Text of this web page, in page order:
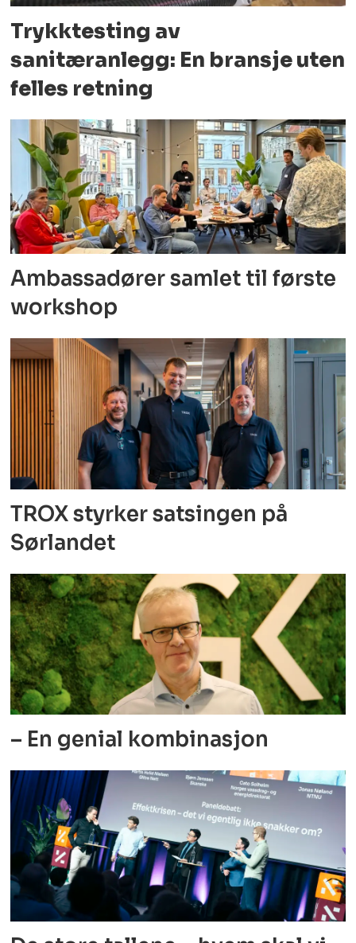
Trykktesting av
sanitæranlegg: En bransje uten
felles retning
Ambassadører samlet til første
workshop
TROX styrker satsingen på
Sørlandet
– En genial kombinasjon